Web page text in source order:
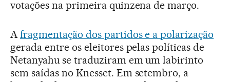
votações na primeira quinzena de março.
A fragmentação dos partidos e a polarização
gerada entre os eleitores pelas políticas de
Netanyahu se traduziram em um labirinto
sem saídas no Knesset. Em setembro, a